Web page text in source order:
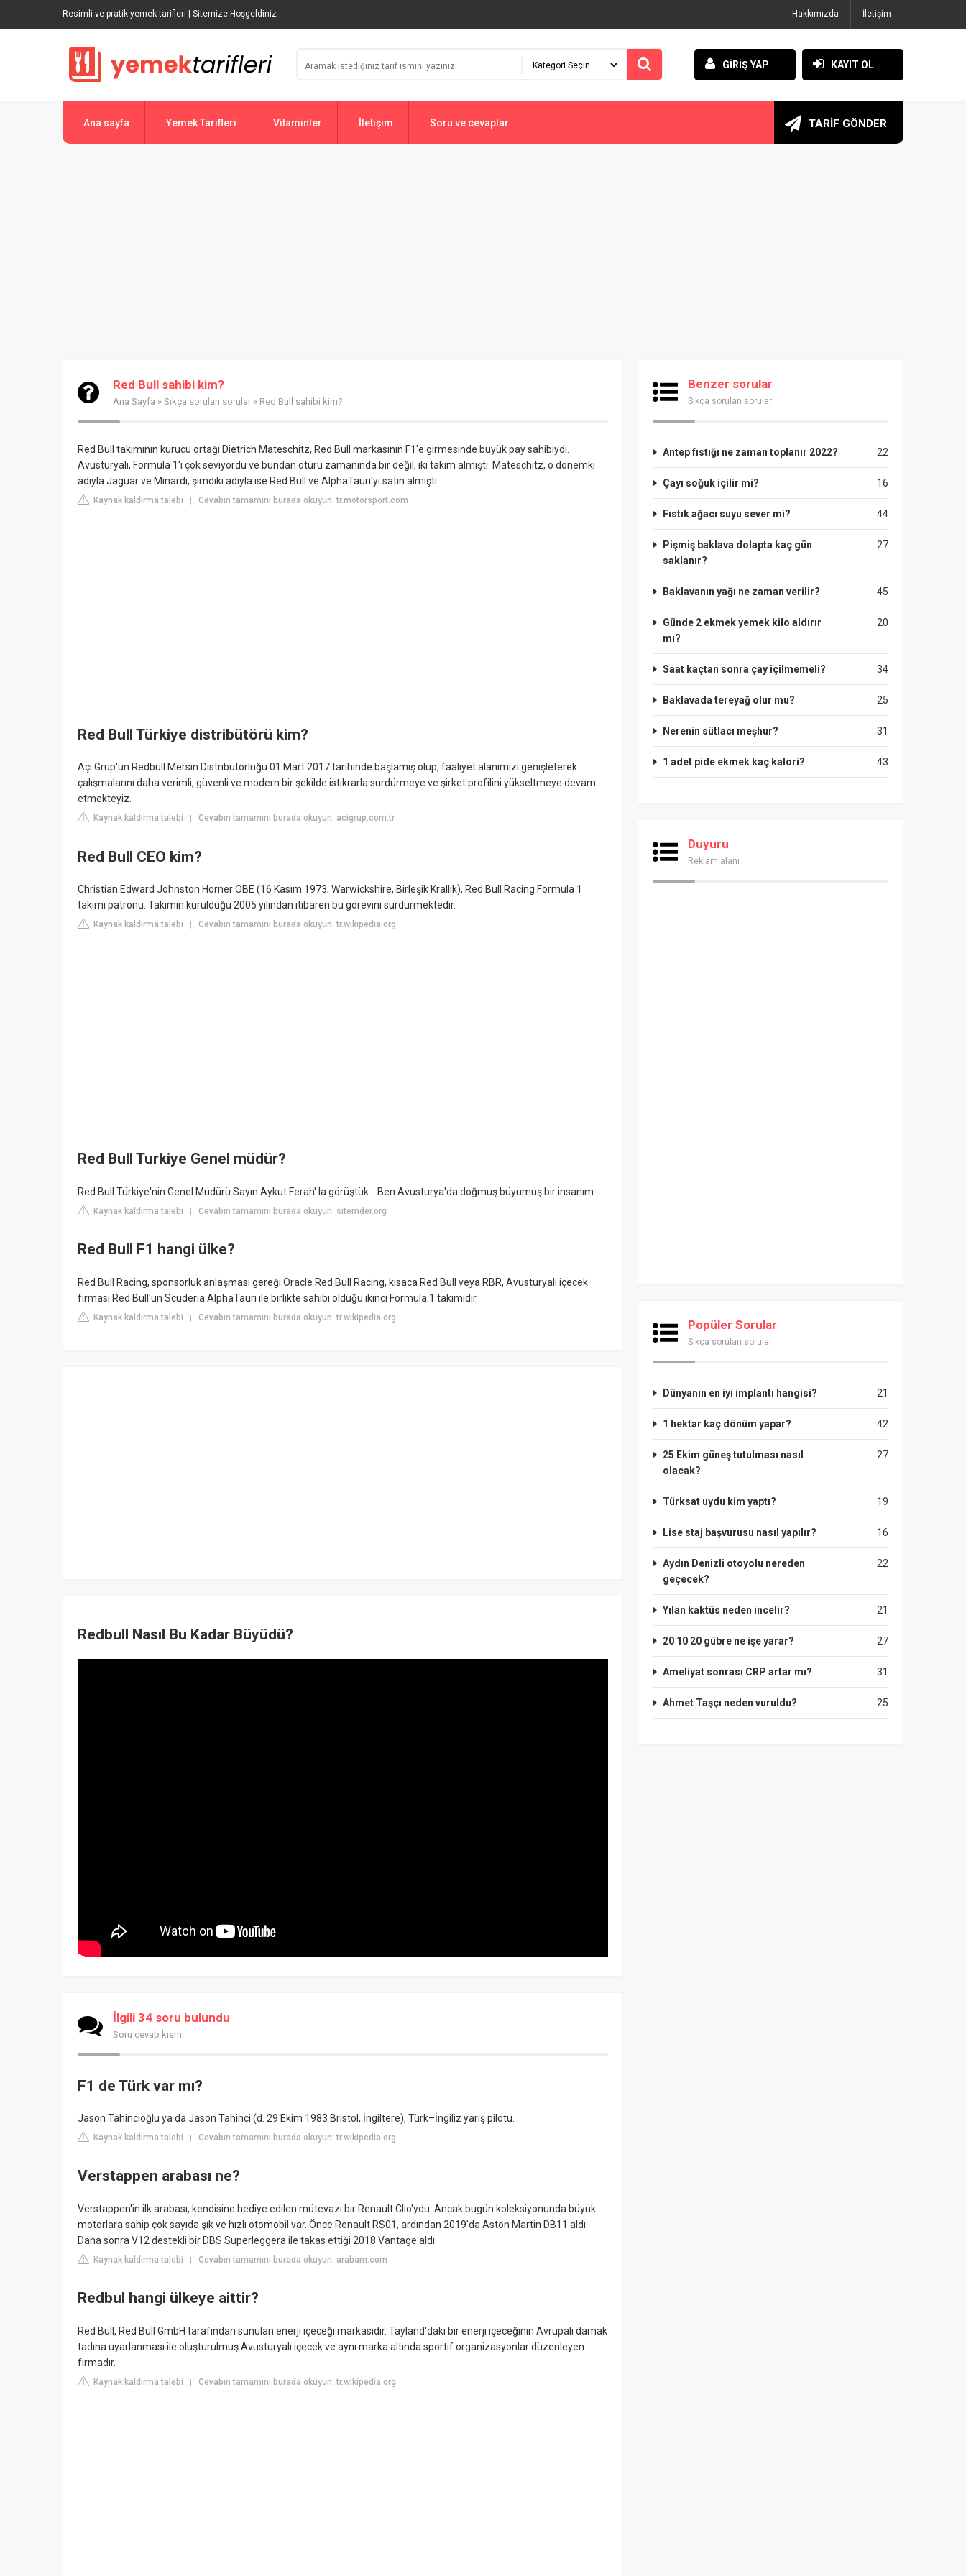
Resimli ve pratik yemek tarifleri | Sitemize Hoşgeldiniz Hakkımızda İletişim
GİRİŞ YAP KAYIT OL
Ana sayfa Yemek Tarifleri Vitaminler İletişim Soru ve cevaplar TARİF GÖNDER
Red Bull sahibi kim?
Ana Sayfa » Sıkça sorulan sorular » Red Bull sahibi kim?
Red Bull takımının kurucu ortağı Dietrich Mateschitz, Red Bull markasının F1'e girmesinde büyük pay sahibiydi.
Avusturyalı, Formula 1'i çok seviyordu ve bundan ötürü zamanında bir değil, iki takım almıştı. Mateschitz, o dönemki
adıyla Jaguar ve Minardi, şimdiki adıyla ise Red Bull ve AlphaTauri'yi satın almıştı.
Kaynak kaldırma talebi | Cevabın tamamını burada okuyun: tr.motorsport.com
Red Bull Türkiye distribütörü kim?
Açı Grup'un Redbull Mersin Distribütörlüğü 01 Mart 2017 tarihinde başlamış olup, faaliyet alanımızı genişleterek
çalışmalarını daha verimli, güvenli ve modern bir şekilde istikrarla sürdürmeye ve şirket profilini yükseltmeye devam
etmekteyiz.
Kaynak kaldırma talebi Cevabın tamamını burada okuyun: acigrup.com.tr
Red Bull CEO kim?
Christian Edward Johnston Horner OBE (16 Kasım 1973; Warwickshire, Birleşik Krallık), Red Bull Racing Formula 1
takımı patronu. Takımın kurulduğu 2005 yılından itibaren bu görevini sürdürmektedir.
Kaynak kaldırma talebi Cevabın tamamını burada okuyun: tr.wikipedia.org
Red Bull Turkiye Genel müdür?
Red Bull Türkiye'nin Genel Müdürü Sayın Aykut Ferah' la görüştük… Ben Avusturya'da doğmuş büyümüş bir insanım.
Kaynak kaldırma talebi | Cevabın tamamını burada okuyun: sitemder.org
Red Bull F1 hangi ülke?
Red Bull Racing, sponsorluk anlaşması gereği Oracle Red Bull Racing, kısaca Red Bull veya RBR, Avusturyalı içecek
firması Red Bull'un Scuderia AlphaTauri ile birlikte sahibi olduğu ikinci Formula 1 takımıdır.
Kaynak kaldırma talebi | Cevabın tamamını burada okuyun: tr.wikipedia.org
Redbull Nasıl Bu Kadar Büyüdü?
İlgili 34 soru bulundu
Soru cevap kısmı
F1 de Türk var mı?
Jason Tahincioğlu ya da Jason Tahinci (d. 29 Ekim 1983 Bristol, İngiltere), Türk–İngiliz yarış pilotu.
Kaynak kaldırma talebi | Cevabın tamamını burada okuyun: tr.wikipedia.org
Verstappen arabası ne?
Verstappen'in ilk arabası, kendisine hediye edilen mütevazı bir Renault Clio'ydu. Ancak bugün koleksiyonunda büyük
motorlara sahip çok sayıda şık ve hızlı otomobil var. Önce Renault RS01, ardından 2019'da Aston Martin DB11 aldı.
Daha sonra V12 destekli bir DBS Superleggera ile takas ettiği 2018 Vantage aldı.
Kaynak kaldırma talebi | Cevabın tamamını burada okuyun: arabam.com
Redbul hangi ülkeye aittir?
Red Bull, Red Bull GmbH tarafından sunulan enerji içeceği markasıdır. Tayland'daki bir enerji içeceğinin Avrupalı damak
tadına uyarlanması ile oluşturulmuş Avusturyalı içecek ve aynı marka altında sportif organizasyonlar düzenleyen
firmadır.
Kaynak kaldırma talebi | Cevabın tamamını burada okuyun: tr.wikipedia.org
Benzer sorular
Sıkça sorulan sorular
22
Antep fıstığı ne zaman toplanır 2022?
16
Çayı soğuk içilir mi?
44
Fıstık ağacı suyu sever mi?
27
Pişmiş baklava dolapta kaç gün
saklanır?
45
Baklavanın yağı ne zaman verilir?
20
Günde 2 ekmek yemek kilo aldırır
mı?
34
Saat kaçtan sonra çay içilmemeli?
25
Baklavada tereyağ olur mu?
31
Nerenin sütlacı meşhur?
43
1 adet pide ekmek kaç kalori?
Duyuru
Reklam alanı
Popüler Sorular
Sıkça sorulan sorular
21
Dünyanın en iyi implantı hangisi?
42
1 hektar kaç dönüm yapar?
27
25 Ekim güneş tutulması nasıl
olacak?
19
Türksat uydu kim yaptı?
16
Lise staj başvurusu nasıl yapılır?
22
Aydın Denizli otoyolu nereden
geçecek?
21
Yılan kaktüs neden incelir?
27
20 10 20 gübre ne işe yarar?
31
Ameliyat sonrası CRP artar mı?
25
Ahmet Taşçı neden vuruldu?